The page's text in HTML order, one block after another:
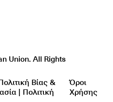
Union. All Rights
Βίας &
| Πολιτική
Όροι
Χρήσης